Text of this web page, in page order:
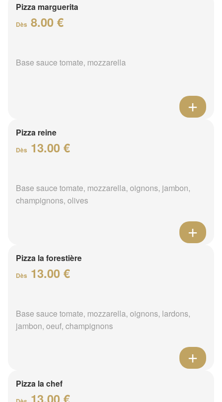
Pizza marguerita
Dès 8.00 €
Base sauce tomate, mozzarella
Pizza reine
Dès 13.00 €
Base sauce tomate, mozzarella, oignons, jambon,
champignons, olives
Pizza la forestière
Dès 13.00 €
Base sauce tomate, mozzarella, oignons, lardons,
jambon, oeuf, champignons
Pizza la chef
13.00 €